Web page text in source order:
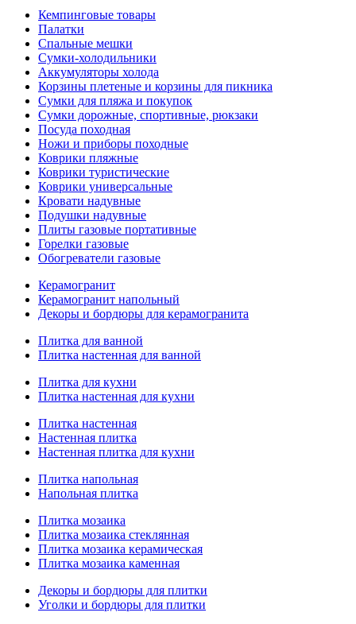
Кемпинговые товары
Палатки
Спальные мешки
Сумки-холодильники
Аккумуляторы холода
Корзины плетеные и корзины для пикника
Сумки для пляжа и покупок
Сумки дорожные, спортивные, рюкзаки
Посуда походная
Ножи и приборы походные
Коврики пляжные
Коврики туристические
Коврики универсальные
Кровати надувные
Подушки надувные
Плиты газовые портативные
Горелки газовые
Обогреватели газовые
Керамогранит
Керамогранит напольный
Декоры и бордюры для керамогранита
Плитка для ванной
Плитка настенная для ванной
Плитка для кухни
Плитка настенная для кухни
Плитка настенная
Настенная плитка
Настенная плитка для кухни
Плитка напольная
Напольная плитка
Плитка мозаика
Плитка мозаика стеклянная
Плитка мозаика керамическая
Плитка мозаика каменная
Декоры и бордюры для плитки
Уголки и бордюры для плитки